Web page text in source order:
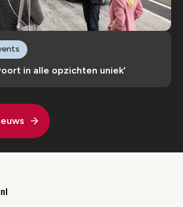
in alle opzichten uniek’